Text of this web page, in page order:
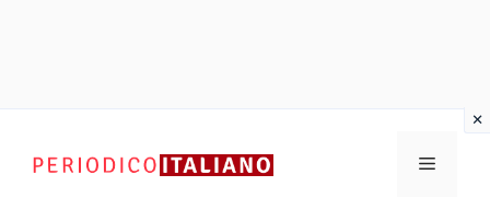
contenuto
Menu